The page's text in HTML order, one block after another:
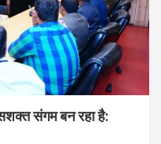
संगम बन रहा है: